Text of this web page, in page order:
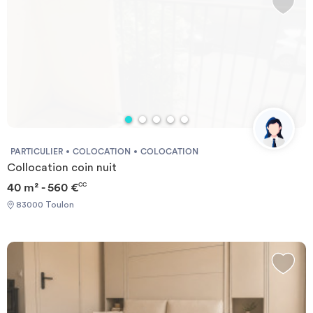
PARTICULIER COLOCATION COLOCATION
Collocation coin nuit
40 m² - 560 €CC
83000 Toulon